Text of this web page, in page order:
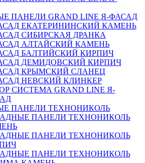
ПАНЕЛИ GRAND LINE Я-ФАСАД
ЕКАТЕРИНИНСКИЙ КАМЕНЬ
СИБИРСКАЯ ДРАНКА
АЛТАЙСКИЙ КАМЕНЬ
БАЛТИЙСКИЙ КИРПИЧ
ДЕМИДОВСКИЙ КИРПИЧ
КРЫМСКИЙ СЛАНЕЦ
НЕВСКИЙ КЛИНКЕР
СИСТЕМА GRAND LINE Я-
ПАНЕЛИ ТЕХНОНИКОЛЬ
ПАНЕЛИ ТЕХНОНИКОЛЬ
ПАНЕЛИ ТЕХНОНИКОЛЬ
ПАНЕЛИ ТЕХНОНИКОЛЬ